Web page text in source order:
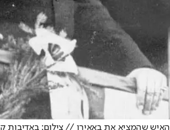
האיש שהמציא את באאירן // צילום: באדיבות